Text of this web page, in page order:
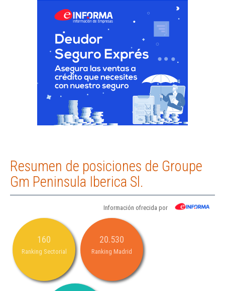
Resumen de posiciones de Groupe
Gm Peninsula Iberica Sl.
Información ofrecida por
160
Ranking Sectorial
20.530
Ranking Madrid